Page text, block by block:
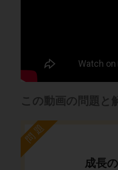
この動画の問題と
問題
成長